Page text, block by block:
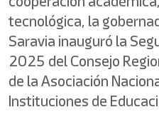
tecnológica, la
Saravia inauguró la
2025 del Consejo
de la Asociación
Instituciones de